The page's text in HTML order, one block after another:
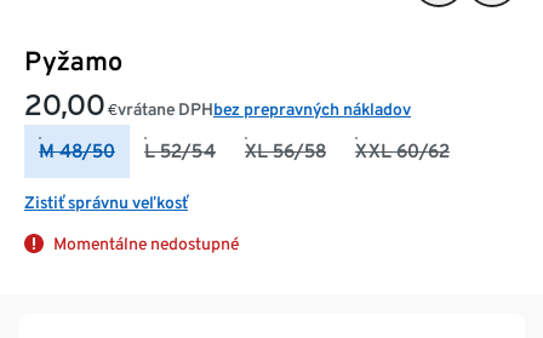
Pyžamo
20,00 €vrátane DPHbez prepravných nákladov
M 48/50 L 52/54 XL 56/58 XXL 60/62
Zistiť správnu veľkosť
Momentálne nedostupné